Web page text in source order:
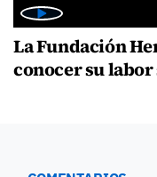
La Fundación
conocer su